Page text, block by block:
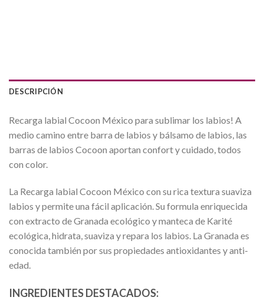
DESCRIPCIÓN
Recarga labial Cocoon México para sublimar los labios! A
medio camino entre barra de labios y bálsamo de labios, las
barras de labios Cocoon aportan confort y cuidado, todos
con color.
La Recarga labial Cocoon México con su rica textura suaviza
labios y permite una fácil aplicación. Su formula enriquecida
con extracto de Granada ecológico y manteca de Karité
ecológica, hidrata, suaviza y repara los labios. La Granada es
conocida también por sus propiedades antioxidantes y anti-
edad.
INGREDIENTES DESTACADOS: